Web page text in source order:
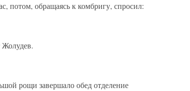
потом, обращаясь к комбригу, спросил:
рощи завершало обед отделение